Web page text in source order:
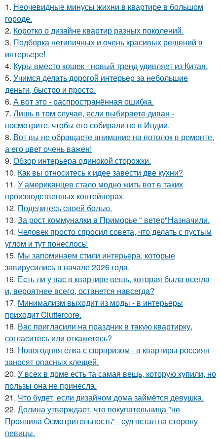
1. Неочевидные минусы жихни в квартире в большом
городе.
2. Коротко о дизайне квартир разных поколений.
3. Подборка нетипичных и очень красивых решений в
интерьере!
4. Куры вместо кошек - новый тренд удивляет из Китая.
5. Учимся делать дорогой интерьер за небольшие
деньги, быстро и просто.
6. А вот это - распространённая ошибка.
7. Лишь в том случае, если выбираете диван -
посмотрите, чтобы его собирали не в Индии.
8. Вот вы не обращаете внимание на потолок в ремонте,
а его цвет очень важен!
9. Обзор интерьера одинокой сторожки.
10. Как вы относитесь к идее завести две кухни?
11. У американцев стало модно жить вот в таких
производственных контейнерах.
12. Поделитесь своей болью.
13. За рост коммуналки в Приморье " ветер"Назначили.
14. Человек просто спросил совета, что делать с пустым
углом и тут понеслось!
15. Мы запоминаем стили интерьера, которые
завирусились в начале 2026 года.
16. Есть ли у вас в квартире вещь, которая была всегда
и, вероятнее всего, останется навсегда?
17. Минимализм выходит из моды - в интерьеры
приходит Cluttercore.
18. Вас пригласили на праздник в такую квартирку,
согласитесь или откажетесь?
19. Новогодняя ёлка с сюрпризом - в квартиры россиян
заносят опасных клещей.
20. У всех в доме есть та самая вещь, которую купили, но
пользы она не принесла.
21. Что будет, если дизайном дома займётся девушка.
22. Долина утверждает, что покупательница "не
Проявила Осмотрительность" - суд встал на сторону
певицы.